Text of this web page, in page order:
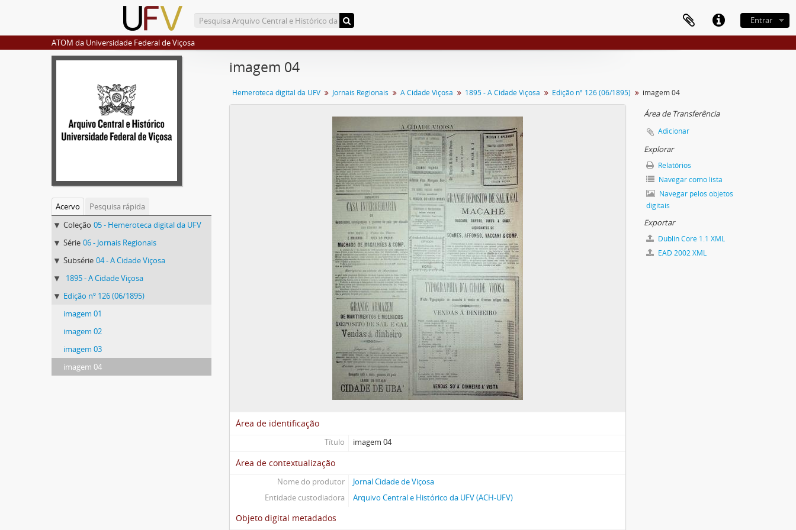
Entrar
ATOM da Universidade Federal de Viçosa
Acervo
Pesquisa rápida
Coleção 05 - Hemeroteca digital da UFV
Série 06 - Jornais Regionais
Subsérie 04 - A Cidade Viçosa
1895 - A Cidade Viçosa
Edição nº 126 (06/1895)
imagem 01
imagem 02
imagem 03
imagem 04
imagem 04
Hemeroteca digital da UFV Jornais Regionais A Cidade Viçosa 1895 - A Cidade Viçosa Edição nº 126 (06/1895) imagem 04
Área de identificação
Título imagem 04
Área de contextualização
Nome do produtor
Jornal Cidade de Viçosa
Entidade custodiadora
Arquivo Central e Histórico da UFV (ACH-UFV)
Objeto digital metadados
Área de Transferência
Adicionar
Explorar
Relatórios
Navegar como lista
Navegar pelos objetos
digitais
Exportar
Dublin Core 1.1 XML
EAD 2002 XML